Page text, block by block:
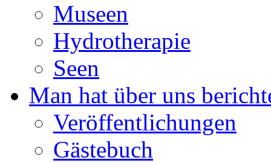
Museen
Hydrotherapie
Seen
Man hat über uns
Veröffentlichungen
Gästebuch